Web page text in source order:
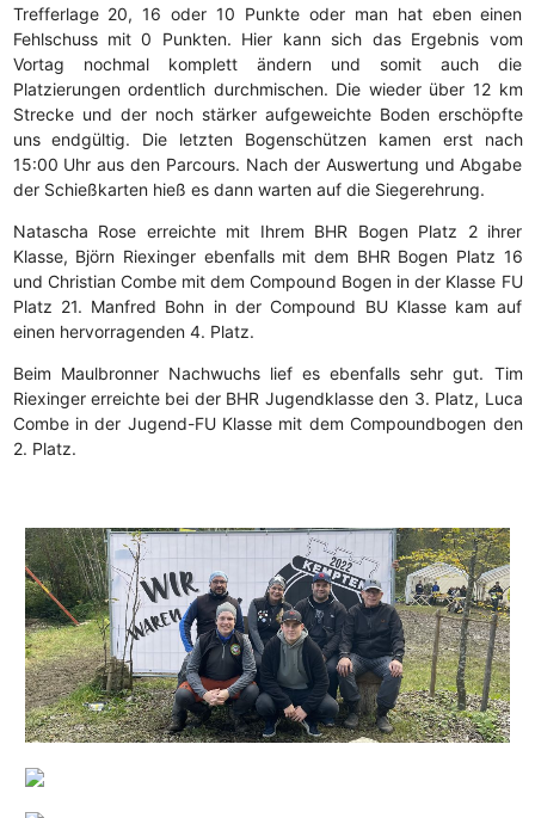
Trefferlage 20, 16 oder 10 Punkte oder man hat eben einen
Fehlschuss mit 0 Punkten. Hier kann sich das Ergebnis vom
Vortag nochmal komplett ändern und somit auch die
Platzierungen ordentlich durchmischen. Die wieder über 12 km
Strecke und der noch stärker aufgeweichte Boden erschöpfte
uns endgültig. Die letzten Bogenschützen kamen erst nach
15:00 Uhr aus den Parcours. Nach der Auswertung und Abgabe
der Schießkarten hieß es dann warten auf die Siegerehrung.
Natascha Rose erreichte mit Ihrem BHR Bogen Platz 2 ihrer
Klasse, Björn Riexinger ebenfalls mit dem BHR Bogen Platz 16
und Christian Combe mit dem Compound Bogen in der Klasse FU
Platz 21. Manfred Bohn in der Compound BU Klasse kam auf
einen hervorragenden 4. Platz.
Beim Maulbronner Nachwuchs lief es ebenfalls sehr gut. Tim
Riexinger erreichte bei der BHR Jugendklasse den 3. Platz, Luca
Combe in der Jugend-FU Klasse mit dem Compoundbogen den
2. Platz.